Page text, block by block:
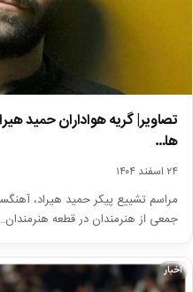
تصاویر| گریه هواداران حمید
ها…
۲۴ اسفند ۱۴۰۴
مراسم تشییع پیکر حمید هیراد،
جمعی از هنرمندان در قطعه
اخبار